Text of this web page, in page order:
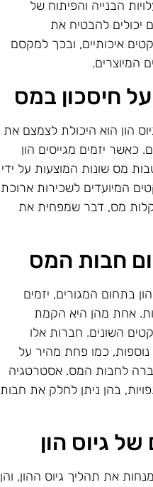
הבנייה והפיתוח של
יכולים להבטיח את
איכותיים, ובכך למקסם
המיוצרים.
חיסכון במס
הון הוא היכולת לצמצם את
יזמים מגייסים הון
מס שונות המוצעות על ידי
המיועדים לשכירות ארוכת
מס, דבר שמפחית את
חבות המס
בתחום המגורים, יזמים
אחת מהן היא הקמת
השונים. חברות אלו
כמו פחת מהיר על
לחבות המס. אסטרטגיה
בהן ניתן לחלק את חבות
גיוס הון
את תהליך גיוס ההון, והן